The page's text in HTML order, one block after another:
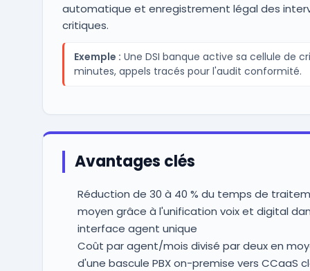
automatique et enregistrement légal des
critiques.
Exemple : Une DSI banque active sa cellule de
minutes, appels tracés pour l'audit conformité.
Avantages clés
Réduction de 30 à 40 % du temps de
moyen grâce à l'unification voix et digital
interface agent unique
Coût par agent/mois divisé par deux en
d'une bascule PBX on-premise vers CCaaS